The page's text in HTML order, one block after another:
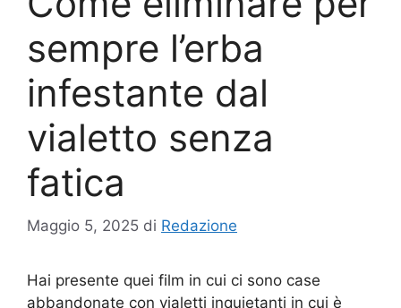
sempre l’erba
infestante dal
vialetto senza
fatica
Maggio 5, 2025 di Redazione
Hai presente quei film in cui ci sono case
abbandonate con vialetti inquietanti in cui è